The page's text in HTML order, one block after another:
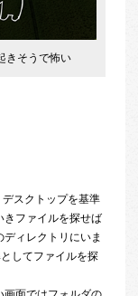
きそうで怖い
スクトップを基準
きファイルを探せば
ィレクトリにいま
してファイルを探